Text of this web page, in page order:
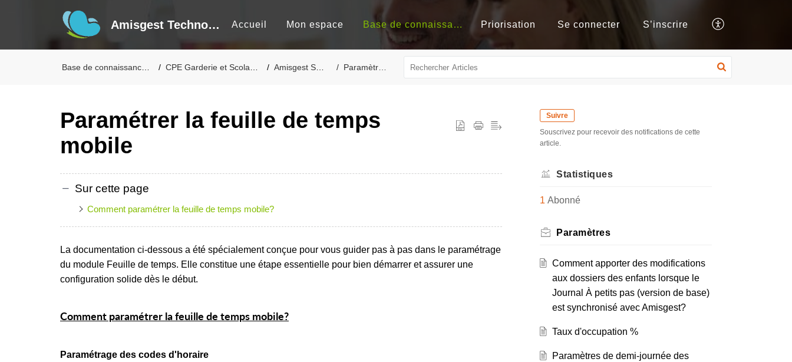
Amisgest Technologie inc Accueil Mon espace Base de connaissances Priorisation Se connecter S’inscrire
CPE Garderie et Scolaire Amisgest SDG Paramètres
Paramétrer la feuille de temps
mobile
Sur cette page
Comment paramétrer la feuille de temps mobile?
La documentation ci-dessous a été spécialement conçue pour vous guider pas à pas dans le paramétrage
du module Feuille de temps. Elle constitue une étape essentielle pour bien démarrer et assurer une
configuration solide dès le début.
Comment paramétrer la feuille de temps mobile?
Paramétrage des codes d'horaire
Suivre
Souscrivez pour recevoir des notifications de cette
article.
Statistiques
1 Abonné
Paramètres
Comment apporter des modifications
aux dossiers des enfants lorsque le
Journal À petits pas (version de base)
est synchronisé avec Amisgest?
Taux d'occupation %
Paramètres de demi-journée des